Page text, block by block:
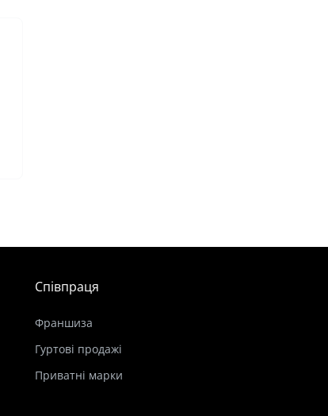
Співпраця
Франшиза
Гуртові продажі
Приватні марки